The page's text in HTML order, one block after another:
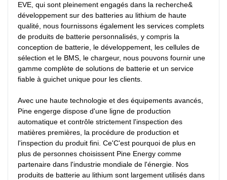
EVE, qui sont pleinement engagés dans la recherche&
développement sur des batteries au lithium de haute
qualité, nous fournissons également les services complets
de produits de batterie personnalisés, y compris la
conception de batterie, le développement, les cellules de
sélection et le BMS, le chargeur, nous pouvons fournir une
gamme complète de solutions de batterie et un service
fiable à guichet unique pour les clients.
Avec une haute technologie et des équipements avancés,
Pine engerge dispose d'une ligne de production
automatique et contrôle strictement l'inspection des
matières premières, la procédure de production et
l'inspection du produit fini. Ce'C'est pourquoi de plus en
plus de personnes choisissent Pine Energy comme
partenaire dans l'industrie mondiale de l'énergie. Nos
produits de batterie au lithium sont largement utilisés dans